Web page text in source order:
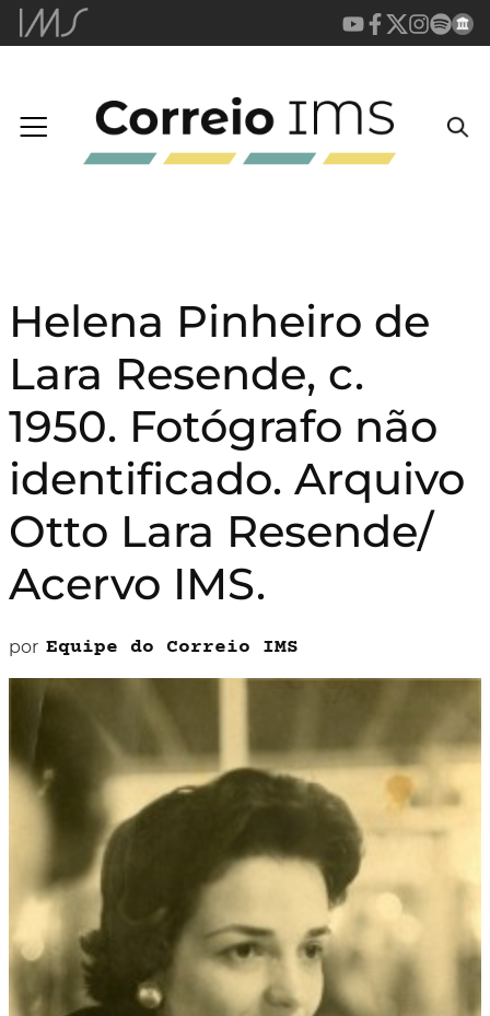
Helena Pinheiro de
Lara Resende, c.
1950. Fotógrafo não
identificado. Arquivo
Otto Lara Resende/
Acervo IMS.
por Equipe do Correio IMS